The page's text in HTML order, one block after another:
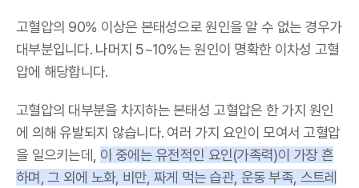
고혈압의 90% 이상은 본태성으로 원인을 알 수 없는 경우가
대부분입니다. 나머지 5~10%는 원인이 명확한 이차성 고혈
압에 해당합니다.
고혈압의 대부분을 차지하는 본태성 고혈압은 한 가지 원인
에 의해 유발되지 않습니다. 여러 가지 요인이 모여서 고혈압
을 일으키는데, 이 중에는 유전적인 요인(가족력)이 가장 흔
하며, 그 외에 노화, 비만, 짜게 먹는 습관, 운동 부족, 스트레